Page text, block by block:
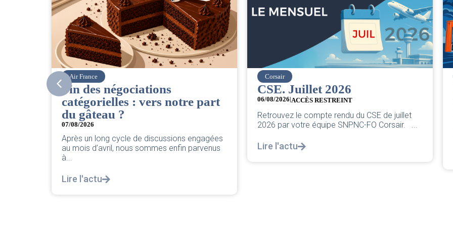
Corsair
CSE. Juillet 2026
06/08/2026|ACCÈS RESTREINT
Retrouvez le compte rendu du CSE de juillet
2026 par votre équipe SNPNC-FO Corsair. ...
Lire l'actu
easyJet
Grève chez easyJet
05/08/2026
Chers collègues, La direction vient de sortir sa
classique pleurnicherie corporate. On va la
décortiquer...
Lire l'actu